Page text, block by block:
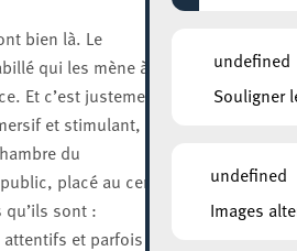
bien là. Le
qui les mène à
Et c’est justement
et stimulant,
du
placé au centre
sont :
et parfois
undefined
Souligner
undefined
Images